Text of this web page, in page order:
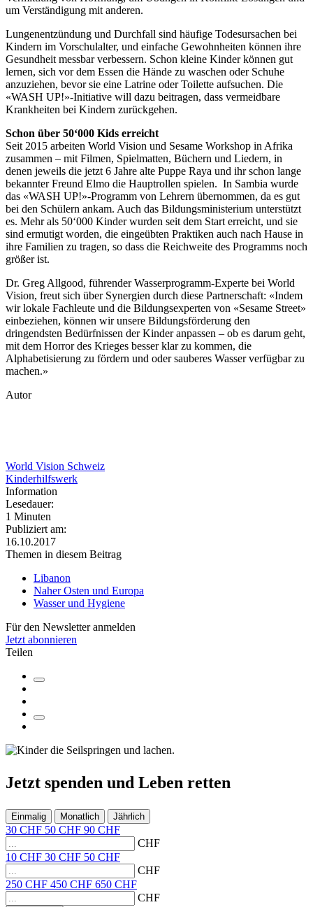
um Verständigung mit anderen.
Lungenentzündung und Durchfall sind häufige Todesursachen bei
Kindern im Vorschulalter, und einfache Gewohnheiten können ihre
Gesundheit messbar verbessern. Schon kleine Kinder können gut
lernen, sich vor dem Essen die Hände zu waschen oder Schuhe
anzuziehen, bevor sie eine Latrine oder Toilette aufsuchen. Die
«WASH UP!»-Initiative will dazu beitragen, dass vermeidbare
Krankheiten bei Kindern zurückgehen.
Schon über 50‘000 Kids erreicht
Seit 2015 arbeiten World Vision und Sesame Workshop in Afrika
zusammen – mit Filmen, Spielmatten, Büchern und Liedern, in
denen jeweils die jetzt 6 Jahre alte Puppe Raya und ihr schon lange
bekannter Freund Elmo die Hauptrollen spielen. In Sambia wurde
das «WASH UP!»-Programm von Lehrern übernommen, da es gut
bei den Schülern ankam. Auch das Bildungsministerium unterstützt
es. Mehr als 50‘000 Kinder wurden seit dem Start erreicht, und sie
sind ermutigt worden, die eingeübten Praktiken auch nach Hause in
ihre Familien zu tragen, so dass die Reichweite des Programms noch
größer ist.
Dr. Greg Allgood, führender Wasserprogramm-Experte bei World
Vision, freut sich über Synergien durch diese Partnerschaft: «Indem
wir lokale Fachleute und die Bildungsexperten von «Sesame Street»
einbeziehen, können wir unsere Bildungsförderung den
dringendsten Bedürfnissen der Kinder anpassen – ob es darum geht,
mit dem Horror des Krieges besser klar zu kommen, die
Alphabetisierung zu fördern und oder sauberes Wasser verfügbar zu
machen.»
Autor
World Vision Schweiz
Kinderhilfswerk
Information
Lesedauer:
1 Minuten
Publiziert am:
16.10.2017
Themen in diesem Beitrag
Libanon
Naher Osten und Europa
Wasser und Hygiene
Für den Newsletter anmelden
Jetzt abonnieren
Teilen
Jetzt spenden und Leben retten
Einmalig Monatlich Jährlich
30 CHF 50 CHF 90 CHF
CHF
10 CHF 30 CHF 50 CHF
CHF
250 CHF 450 CHF 650 CHF
CHF